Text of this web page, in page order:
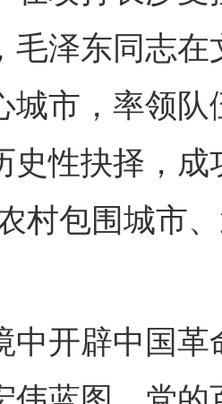
毛泽东同志
城市，率领
史性抉择，
村包围城市
开辟中国革